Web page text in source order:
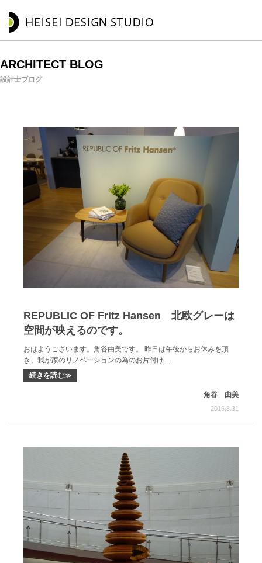
ARCHITECT BLOG
設計士ブログ
REPUBLIC OF Fritz Hansen 北欧グレーは
空間が映えるのです。
おはようございます。角谷由美です。 昨日は午後からお休みを頂
き、我が家のリノベーションの為のお片付け…
続きを読む≫
角谷 由美
2016.8.31